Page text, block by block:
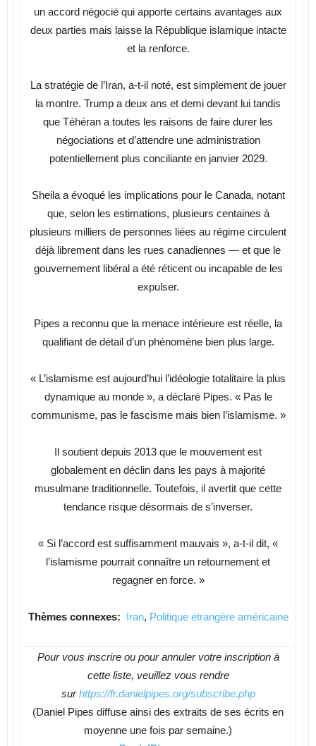
un accord négocié qui apporte certains avantages aux
deux parties mais laisse la République islamique intacte
et la renforce.
La stratégie de l’Iran, a-t-il noté, est simplement de jouer
la montre. Trump a deux ans et demi devant lui tandis
que Téhéran a toutes les raisons de faire durer les
négociations et d’attendre une administration
potentiellement plus conciliante en janvier 2029.
Sheila a évoqué les implications pour le Canada, notant
que, selon les estimations, plusieurs centaines à
plusieurs milliers de personnes liées au régime circulent
déjà librement dans les rues canadiennes — et que le
gouvernement libéral a été réticent ou incapable de les
expulser.
Pipes a reconnu que la menace intérieure est réelle, la
qualifiant de détail d’un phénomène bien plus large.
« L’islamisme est aujourd’hui l’idéologie totalitaire la plus
dynamique au monde », a déclaré Pipes. « Pas le
communisme, pas le fascisme mais bien l’islamisme. »
Il soutient depuis 2013 que le mouvement est
globalement en déclin dans les pays à majorité
musulmane traditionnelle. Toutefois, il avertit que cette
tendance risque désormais de s’inverser.
« Si l’accord est suffisamment mauvais », a-t-il dit, «
l’islamisme pourrait connaître un retournement et
regagner en force. »
Thèmes connexes: Iran, Politique étrangère américaine
Pour vous inscrire ou pour annuler votre inscription à
cette liste, veuillez vous rendre
surhttps://fr.danielpipes.org/subscribe.php
(Daniel Pipes diffuse ainsi des extraits de ses écrits en
moyenne une fois par semaine.)